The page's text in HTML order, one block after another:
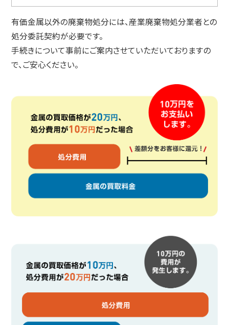
有価金属以外の廃棄物処分には、産業廃棄物処分業者との
処分委託契約が必要です。
手続きについて事前にご案内させていただいておりますの
で、ご安心ください。